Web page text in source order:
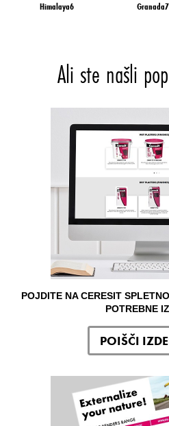
Himalaya6 Granada7
Ali ste našli
POJDITE NA CERESIT
POTREBNE
POIŠČI